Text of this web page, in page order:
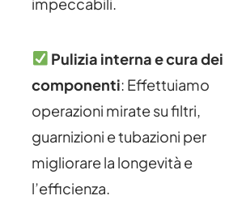
Pulizia interna e cura dei
componenti: Effettuiamo
operazioni mirate su filtri,
guarnizioni e tubazioni per
migliorare la longevità e
l’efficienza.